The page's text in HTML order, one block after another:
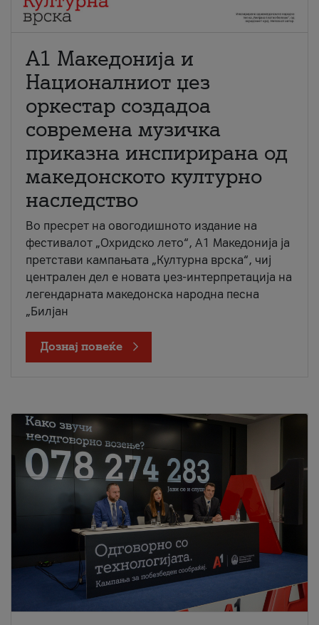
А1 Македонија и
Националниот џез
оркестар создадоа
современа музичка
приказна инспирирана од
македонското културно
наследство
Во пресрет на овогодишното издание на
фестивалот „Охридско лето“, А1 Македонија ја
претстави кампањата „Културна врска“, чиј
централен дел е новата џез-интерпретација на
легендарната македонска народна песна
„Билјан
Дознај повеќе